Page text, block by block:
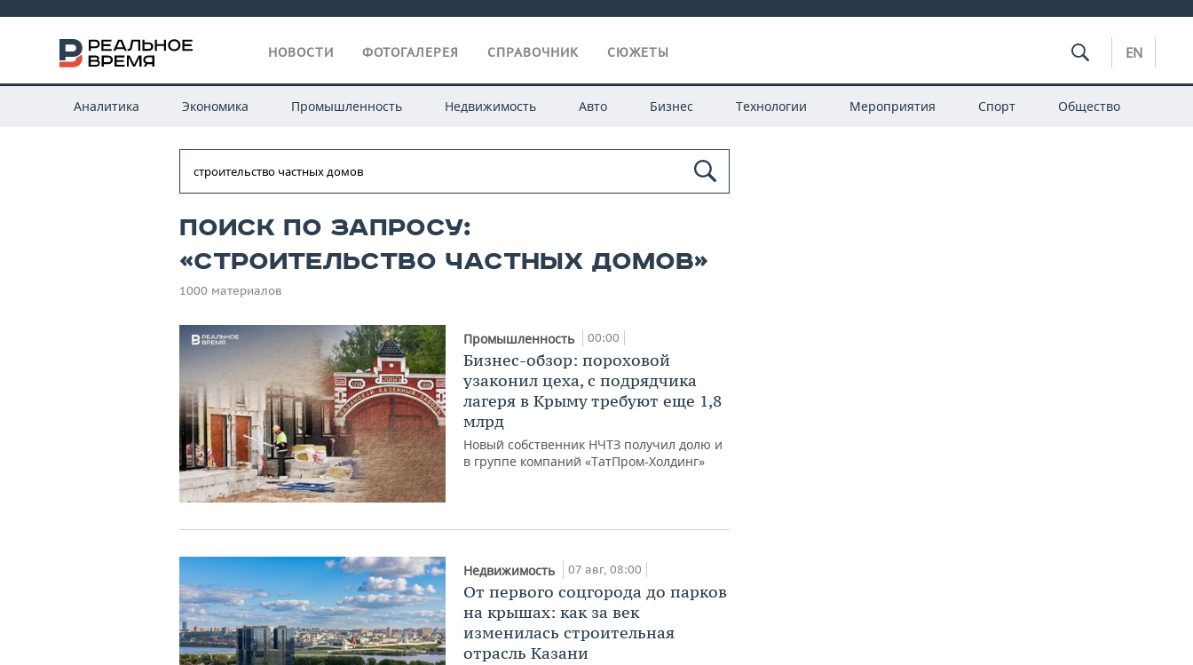
НОВОСТИ ФОТОГАЛЕРЕЯ СПРАВОЧНИК СЮЖЕТЫ EN
Аналитика Экономика Промышленность Недвижимость Авто Бизнес Технологии Мероприятия Спорт Общество
Поиск по запросу:
«строительство частных домов»
1000 материалов
Промышленность 00:00
Бизнес-обзор: пороховой
узаконил цеха, с подрядчика
лагеря в Крыму требуют еще 1,8
млрд
Новый собственник НЧТЗ получил долю и
в группе компаний «ТатПром-Холдинг»
Недвижимость 07 авг, 08:00
От первого соцгорода до парков
на крышах: как за век
изменилась строительная
отрасль Казани